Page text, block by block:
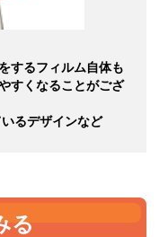
するフィルム自体も
すくなることがござ
るデザインなど
る